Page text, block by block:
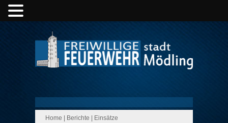
Home Berichte
Einsätze